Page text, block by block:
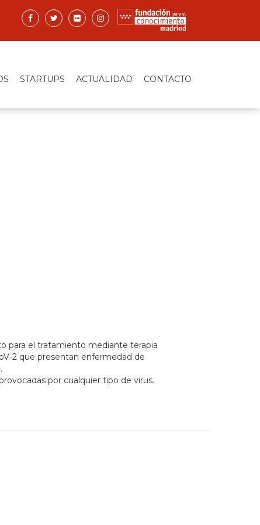
STARTUPS ACTUALIDAD CONTACTO
para el tratamiento mediante terapia
2 que presentan enfermedad de
por cualquier tipo de virus.